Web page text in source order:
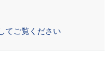
ご覧ください